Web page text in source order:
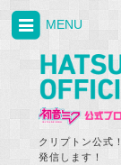
クリプトン公式
発信します！
MENU